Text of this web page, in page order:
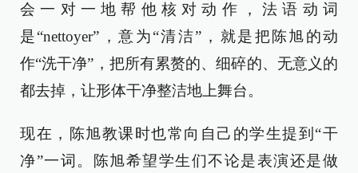
会一对一地帮他核对动作，法语动词
是“nettoyer”，意为“清洁”，就是把陈旭的动
作“洗干净”，把所有累赘的、细碎的、无意义的
都去掉，让形体干净整洁地上舞台。
现在，陈旭教课时也常向自己的学生提到“干
净”一词。陈旭希望学生们不论是表演还是做